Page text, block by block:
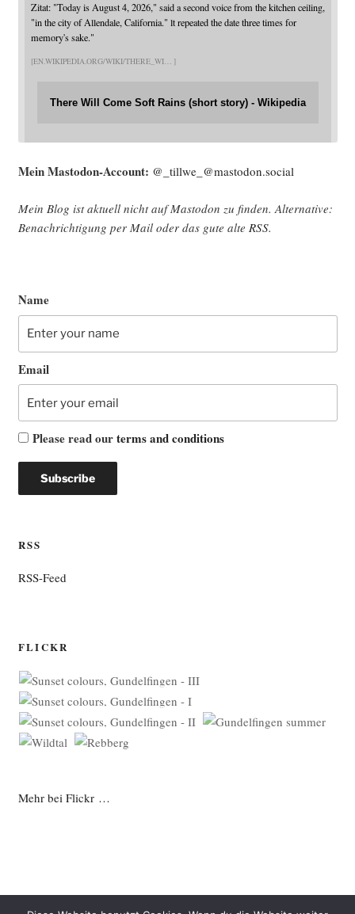
Zitat: "Today is August 4, 2026," said a second voice from the kitchen ceiling,
"in the city of Allendale, California." lt repeated the date three times for
memory's sake."
EN.WIKIPEDIA.ORG/WIKI/THERE_WI
There Will Come Soft Rains (short story) - Wikipedia
Mein Mast­o­don-Account: @_tillwe_@mastodon.social
Mein Blog ist aktu­ell nicht auf Mast­o­don zu fin­den. Alter­na­ti­ve:
Benach­rich­ti­gung per Mail oder das gute alte RSS.
Name
Email
Please read ourterms and conditions
RSS
RSS-Feed
FLICKR
Mehr bei Flickr …